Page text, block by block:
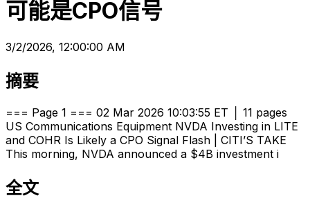
可能是CPO信号
3/2/2026, 12:00:00 AM
摘要
=== Page 1 === 02 Mar 2026 10:03:55 ET │ 11 pages
US Communications Equipment NVDA Investing in LITE
and COHR Is Likely a CPO Signal Flash | CITI’S TAKE
This morning, NVDA announced a $4B investment i
全文